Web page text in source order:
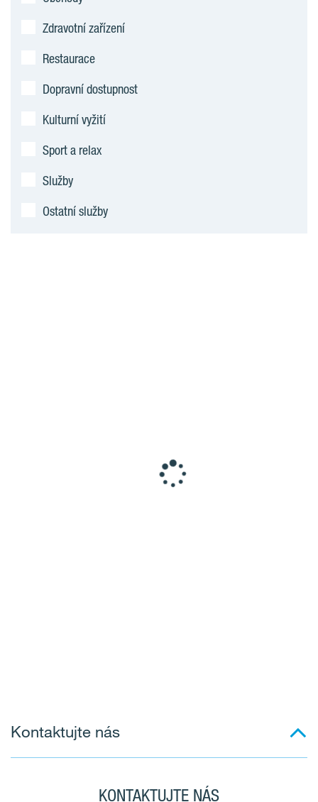
Zdravotní zařízení
Restaurace
Dopravní dostupnost
Kulturní vyžití
Sport a relax
Služby
Ostatní služby
Kontaktujte nás
KONTAKTUJTE NÁS